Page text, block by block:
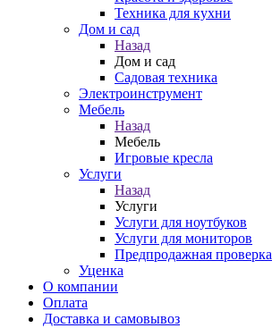
Техника для кухни
Дом и сад
Назад
Дом и сад
Садовая техника
Электроинструмент
Мебель
Назад
Мебель
Игровые кресла
Услуги
Назад
Услуги
Услуги для ноутбуков
Услуги для мониторов
Предпродажная проверка
Уценка
О компании
Оплата
Доставка и самовывоз